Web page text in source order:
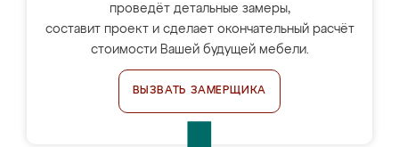
проведёт детальные замеры,
составит проект и сделает окончательный расчёт
стоимости Вашей будущей мебели.
ВЫЗВАТЬ ЗАМЕРЩИКА